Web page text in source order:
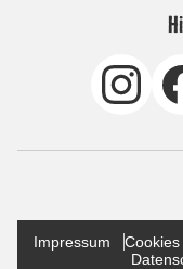
Impressum Cookies